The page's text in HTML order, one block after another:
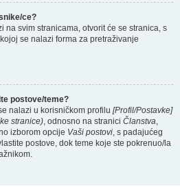
ce?
na svim stranicama, otvorit će se stranica, s
se nalazi forma za pretraživanje
postove/teme?
nalazi u korisničkom profilu [Profil/Postavke]
stranice), odnosno na stranici Članstva,
izborom opcije Vaši postovi, s padajućeg
postove, dok teme koje ste pokrenuo/la